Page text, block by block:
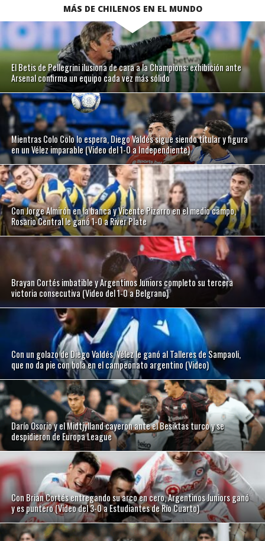
MÁS DE CHILENOS EN EL MUNDO
El Betis de Pellegrini ilusiona de cara a la Champions: exhibición ante
Arsenal confirma un equipo cada vez más sólido
Mientras Colo Colo lo espera, Diego Valdés sigue siendo titular y figura
en un Vélez imparable (Video del 1-0 a Independiente)
Con Jorge Almirón en la banca y Vicente Pizarro en el medio campo,
Rosario Central le ganó 1-0 a River Plate
Brayan Cortés imbatible y Argentinos Juniors completo su tercera
victoria consecutiva (Video del 1-0 a Belgrano)
Con un golazo de Diego Valdés, Vélez le ganó al Talleres de Sampaoli,
que no da pie con bola en el campeonato argentino (Video)
Darío Osorio y el Midtjylland cayeron ante el Besiktas turco y se
despidieron de Europa League
Con Brian Cortés entregando su arco en cero, Argentinos Juniors ganó
y es puntero (Video del 3-0 a Estudiantes de Río Cuarto)